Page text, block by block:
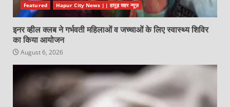
Featured Hapur City News || हापुड़ शहर न्यूज़
इनर व्हील क्लब ने गर्भवती महिलाओं व जच्चाओं के लिए स्वास्थ्य शिविर
का किया आयोजन
August 6, 2026